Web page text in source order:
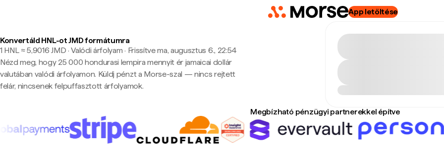
App letöltése
Konvertáld HNL-ot JMD formátumra
1 HNL ≈ 5,9016 JMD · Valódi árfolyam · Frissítve ma, augusztus 6., 22:54
Nézd meg, hogy 25 000 hondurasi lempira mennyit ér jamaicai dollár
valutában valódi árfolyamon. Küldj pénzt a Morse-szal — nincs rejtett
felár, nincsenek felpuffasztott árfolyamok.
Megbízható pénzügyi partnerekkel építve